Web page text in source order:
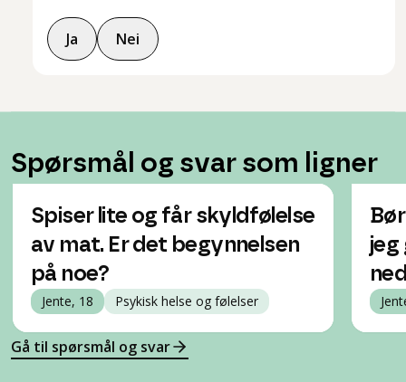
Ja Nei
Spørsmål og svar som ligner
Spiser lite og får skyldfølelse
av mat. Er det begynnelsen
på noe?
Jente, 18 Psykisk helse og følelser
jeg
Gå til spørsmål og svar